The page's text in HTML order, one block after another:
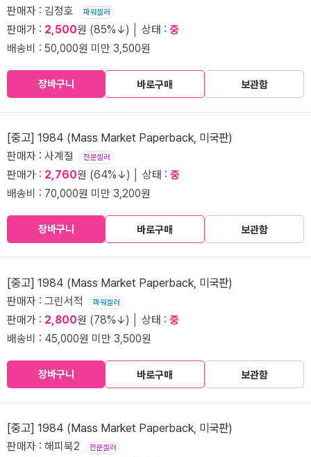
판매자 : 김정호 파워셀러
판매가 : 2,500원 (85%↓) │ 상태 : 중
배송비 : 50,000원 미만 3,500원
장바구니 바로구매 보관함
[중고] 1984 (Mass Market Paperback, 미국판)
판매자 : 사계절 전문셀러
판매가 : 2,760원 (64%↓) │ 상태 : 중
배송비 : 70,000원 미만 3,200원
장바구니 바로구매 보관함
[중고] 1984 (Mass Market Paperback, 미국판)
판매자 : 그린서적 파워셀러
판매가 : 2,800원 (78%↓) │ 상태 : 중
배송비 : 45,000원 미만 3,500원
장바구니 바로구매 보관함
[중고] 1984 (Mass Market Paperback, 미국판)
판매자 : 해피북2 전문셀러